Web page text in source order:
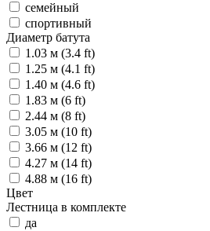
семейный
спортивный
Диаметр батута
1.03 м (3.4 ft)
1.25 м (4.1 ft)
1.40 м (4.6 ft)
1.83 м (6 ft)
2.44 м (8 ft)
3.05 м (10 ft)
3.66 м (12 ft)
4.27 м (14 ft)
4.88 м (16 ft)
Цвет
Лестница в комплекте
да